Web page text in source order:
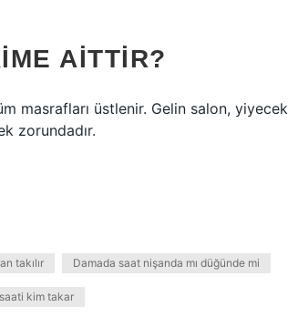
AITTIR?
masrafları üstlenir. Gelin salon, yiyecek
zorundadır.
takılır Damada saat nişanda mı düğünde mi
kim takar